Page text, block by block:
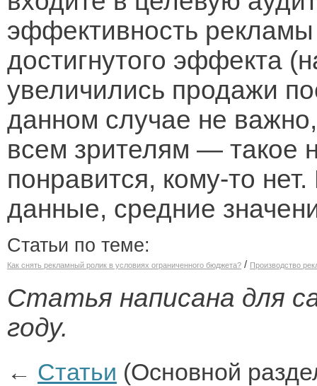
эффективность
достигнутого эффекта
увеличились продажи
данном случае не
всем зрителям — такое
понравится, кому-то
данные, средние
Статьи по теме:
Как снять рекламный ролик в условиях ограниченного бюджета? / Производство
Статья написана для
году.
← Статьи (Основной